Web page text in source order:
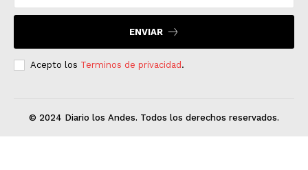
ENVIAR
Acepto los Terminos de privacidad .
© 2024 Diario los Andes. Todos los derechos reservados.